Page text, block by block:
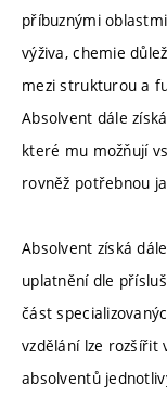
příbuznými
výživa, chemie
mezi strukturou a
Absolvent dále
které mu možňují
rovněž potřebnou
Absolvent získá
uplatnění dle
část
vzdělání lze rozšířit
absolventů